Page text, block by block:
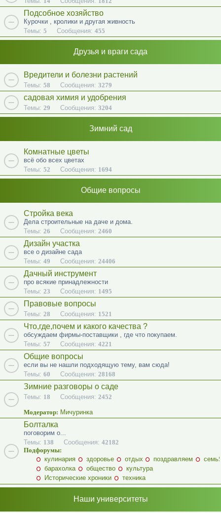
Подсобное хозяйство
Курочки , кролики и другая живность
Темы: 5 Сообщения: 455
Друзья и враги сада
Вредители и болезни растений
Темы: 58 Сообщения: 3279
садовая химия и удобрения
Темы: 29 Сообщения: 3204
Зимний сад
Комнатные цветы
всё обо всех цветах
Темы: 52 Сообщения: 1694
Общие вопросы
Стройка века
Дела строительные на даче и дома.
Темы: 26 Сообщения: 2460
Дизайн участка
все о дизайне сада
Темы: 49 Сообщения: 24406
Дачный инструмент
про всякие принадлежности
Темы: 23 Сообщения: 1495
Правовые вопросы
Темы: 28 Сообщения: 1521
Что,где,почем и какого качества ?
обсуждаем фирмы-поставщики , где что покупаем.
Темы: 57 Сообщения: 4221
Общие вопросы
если вы не нашли подходящую тему, вам сюда!
Темы: 60 Сообщения: 28168
Зимние разговоры о саде
Темы: 18 Сообщения: 2452
Модератор: Мичуринка
Болталка
поговорим о...
Темы: 138 Сообщения: 42182
Подфорумы:
кулинария
здоровье отдых поздравляем
барахолка
общество
культура
Исторические хроники
техника
Наши университеты